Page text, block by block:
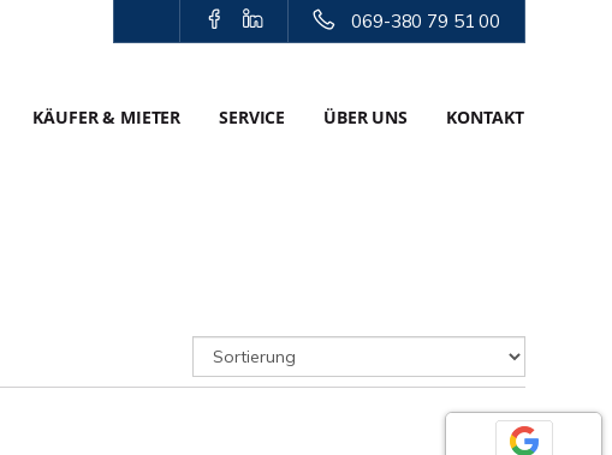
069-380 79 51 00
KÄUFER & MIETER SERVICE ÜBER UNS KONTAKT